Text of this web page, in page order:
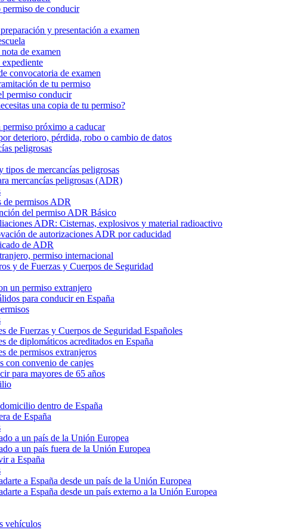
de conducir
y presentación a examen
de examen
expediente
convocatoria de examen
de tu permiso
permiso conducir
una copia de tu permiso?
permiso próximo a caducar
deterioro, pérdida, robo o cambio de datos
peligrosas
tipos de mercancías peligrosas
mercancías peligrosas (ADR)
de permisos ADR
del permiso ADR Básico
ADR: Cisternas, explosivos y material radioactivo
de autorizaciones ADR por caducidad
de ADR
permiso internacional
y de Fuerzas y Cuerpos de Seguridad
un permiso extranjero
para conducir en España
de Fuerzas y Cuerpos de Seguridad Españoles
de diplomáticos acreditados en España
de permisos extranjeros
con convenio de canjes
para mayores de 65 años
dentro de España
de España
a un país de la Unión Europea
a un país fuera de la Unión Europea
a España
a España desde un país de la Unión Europea
a España desde un país externo a la Unión Europea
vehículos